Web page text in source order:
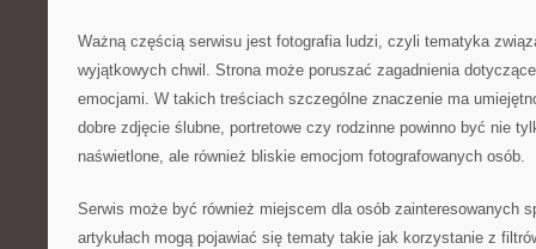
Ważną częścią serwisu jest fotografia ludzi, czyli tematyka
wyjątkowych chwil. Strona może poruszać zagadnienia
emocjami. W takich treściach szczególne znaczenie ma
dobre zdjęcie ślubne, portretowe czy rodzinne powinno być nie
naświetlone, ale również bliskie emocjom fotografowanych osób.
Serwis może być również miejscem dla osób zainteresowanych
artykułach mogą pojawiać się tematy takie jak korzystanie z